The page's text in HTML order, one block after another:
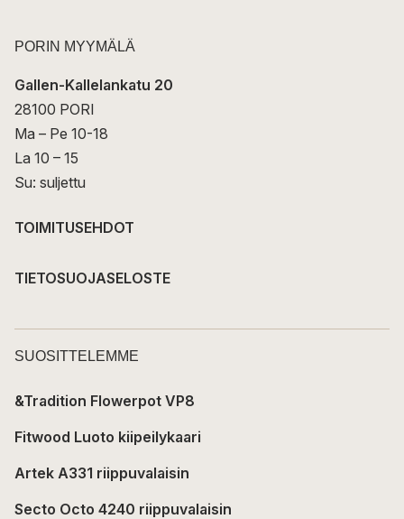
PORIN MYYMÄLÄ
Gallen-Kallelankatu 20
28100 PORI
Ma – Pe 10-18
La 10 – 15
Su: suljettu
TOIMITUSEHDOT
TIETOSUOJASELOSTE
SUOSITTELEMME
&Tradition Flowerpot VP8
Fitwood Luoto kiipeilykaari
Artek A331 riippuvalaisin
Secto Octo 4240 riippuvalaisin